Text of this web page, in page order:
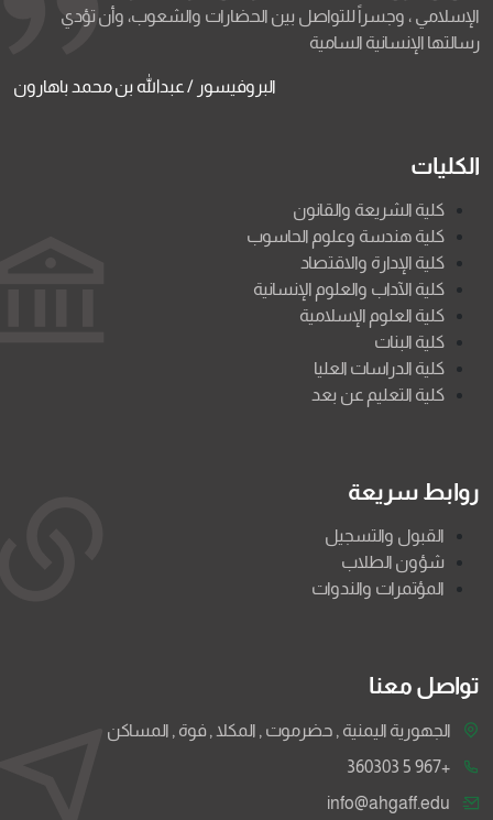
الإسلامي ، وجسراً للتواصل بين الحضارات والشعوب، وأن تؤدي
رسالتها الإنسانية السامية
البروفيسور / عبدالله بن محمد باهارون
الكليات
كلية الشريعة والقانون
كلية هندسة وعلوم الحاسوب
كلية الإدارة والاقتصاد
كلية الآداب والعلوم الإنسانية
كلية العلوم الإسلامية
كلية البنات
كلية الدراسات العليا
كلية التعليم عن بعد
روابط سريعة
القبول والتسجيل
شؤون الطلاب
المؤتمرات والندوات
تواصل معنا
الجهورية اليمنية , حضرموت , المكلا , فوة , المساكن
+967 5 360303
info@ahgaff.edu